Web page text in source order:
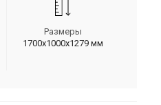
Размеры
1700x1000x1279 мм